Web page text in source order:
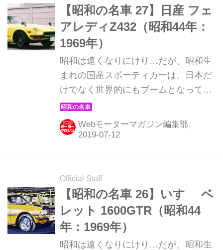
【昭和の名車 27】日産 フェ
アレディZ432（昭和44年：
1969年）
昭和は遠くなりにけり…だが、昭和生
まれの国産スポーティカーは、日本だ
けでなく世界的にもブームとなってい
る。そんな昭和の名車たちを時系列で
紹介していこう。ここでは1969年発売
の日産 フェアレディZ432を解説。
Webモーターマガジン編集部
Official Staff
【昭和の名車 26】いすゞ ベ
レット 1600GTR（昭和44
年：1969年）
昭和は遠くなりにけり…だが、昭和生